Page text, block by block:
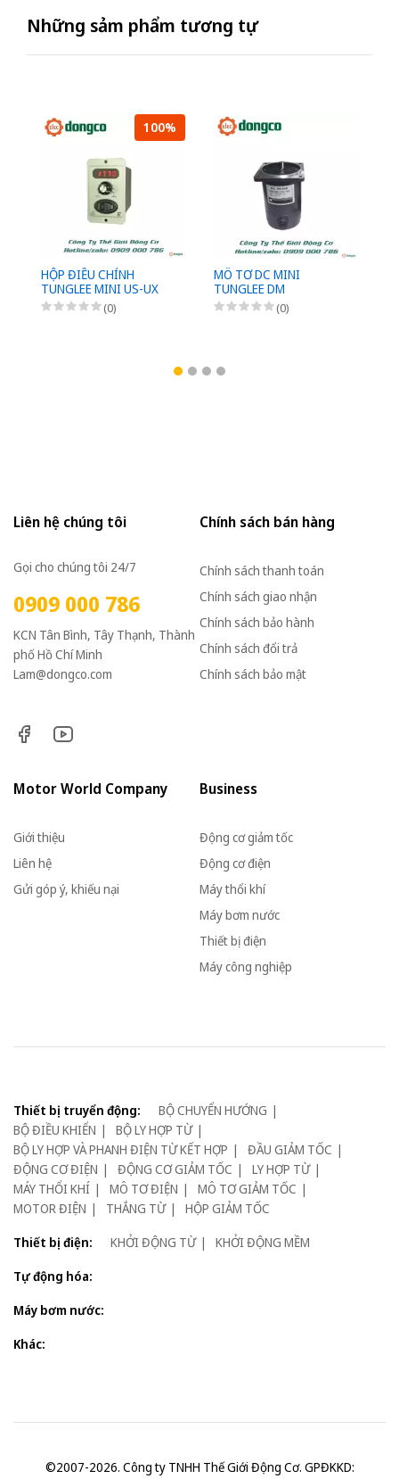
Những sảm phẩm tương tự
100%
HỘP ĐIỀU CHỈNH
TUNGLEE MINI US-UX
(0)
MÔ TƠ DC MINI
TUNGLEE DM
(0)
Liên hệ chúng tôi
Gọi cho chúng tôi 24/7
0909 000 786
KCN Tân Bình, Tây Thạnh, Thành
phố Hồ Chí Minh
Lam@dongco.com
Chính sách bán hàng
Chính sách thanh toán
Chính sách giao nhận
Chính sách bảo hành
Chính sách đổi trả
Chính sách bảo mật
Motor World Company
Giới thiệu
Liên hệ
Gửi góp ý, khiếu nại
Business
Động cơ giảm tốc
Động cơ điện
Máy thổi khí
Máy bơm nước
Thiết bị điện
Máy công nghiệp
Thiết bị truyển động:
BỘ CHUYỂN HƯỚNG
BỘ ĐIỀU KHIỂN
BỘ LY HỢP TỪ
BỘ LY HỢP VÀ PHANH ĐIỆN TỪ KẾT HỢP
ĐẦU GIẢM TỐC
ĐỘNG CƠ ĐIỆN
ĐỘNG CƠ GIẢM TỐC
LY HỢP TỪ
MÁY THỔI KHÍ
MÔ TƠ ĐIỆN
MÔ TƠ GIẢM TỐC
MOTOR ĐIỆN
THẮNG TỪ
HỘP GIẢM TỐC
Thiết bị điện:
KHỞI ĐỘNG TỪ
KHỞI ĐỘNG MỀM
Tự động hóa:
Máy bơm nước:
Khác:
©2007-2026. Công ty TNHH Thế Giới Động Cơ. GPĐKKD: